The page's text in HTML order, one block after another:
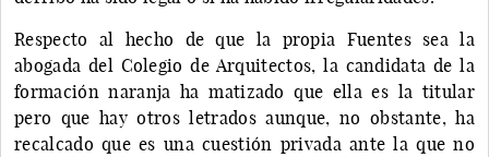
Respecto al hecho de que la propia Fuentes sea la
abogada del Colegio de Arquitectos, la candidata de la
formación naranja ha matizado que ella es la titular
pero que hay otros letrados aunque, no obstante, ha
recalcado que es una cuestión privada ante la que no